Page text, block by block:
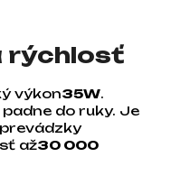
rýchlosť
výkon35W.
do ruky. Je
prevádzky
až30 000